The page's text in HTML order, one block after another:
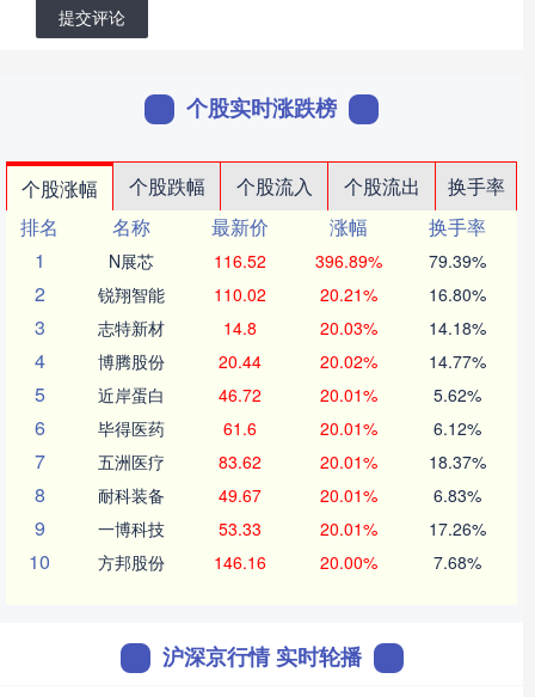
提交评论
个股实时涨跌榜
个股涨幅 个股跌幅 个股流入 个股流出
换手率
排名
名称 最新价 涨幅
换手率
1
N展芯 116.52 396.89% 79.39%
2 锐翔智能 110.02 20.21% 16.80%
3 志特新材 14.8 20.03% 14.18%
4 博腾股份 20.44 20.02% 14.77%
5 近岸蛋白 46.72 20.01% 5.62%
6 毕得医药 61.6 20.01% 6.12%
7 五洲医疗 83.62 20.01% 18.37%
8 耐科装备 49.67 20.01% 6.83%
9 一博科技 53.33 20.01% 17.26%
10 方邦股份 146.16 20.00% 7.68%
沪深京行情 实时轮播